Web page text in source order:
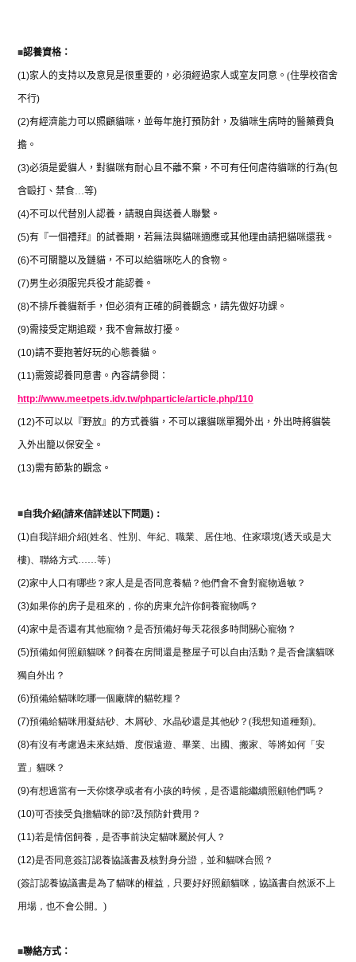
■認養資格：
(1)家人的支持以及意見是很重要的，必須經過家人或室友同意。 (住學校宿舍
不行)
(2)有經濟能力可以照顧貓咪，並每年施打預防針，及貓咪生病時的醫藥費負
擔。
(3)必須是愛貓人，對貓咪有耐心且不離不棄，不可有任何虐待貓咪的行為(包
含毆打、禁食…等)
(4)不可以代替別人認養，請親自與送養人聯繫。
(5)有『一個禮拜』的試養期，若無法與貓咪適應或其他理由請把貓咪還我。
(6)不可關籠以及鏈貓，不可以給貓咪吃人的食物。
(7)男生必須服完兵役才能認養。
(8)不排斥養貓新手，但必須有正確的飼養觀念，請先做好功課。
(9)需接受定期追蹤，我不會無故打擾。
(10)請不要抱著好玩的心態養貓。
(11)需簽認養同意書。內容請參閱：
http://www.meetpets.idv.tw/phparticle/article.php/110
(12)不可以以『野放』的方式養貓，不可以讓貓咪單獨外出，外出時將貓裝
入外出籠以保安全。
(13)需有節紮的觀念。
■自我介紹(請來信詳述以下問題)：
(1)自我詳細介紹(姓名、性別、年紀、職業、居住地、住家環境(透天或是大
樓)、聯絡方式……等）
(2)家中人口有哪些？家人是是否同意養貓？他們會不會對寵物過敏？
(3)如果你的房子是租來的，你的房東允許你飼養寵物嗎？
(4)家中是否還有其他寵物？是否預備好每天花很多時間關心寵物？
(5)預備如何照顧貓咪？飼養在房間還是整屋子可以自由活動？是否會讓貓咪
獨自外出？
(6)預備給貓咪吃哪一個廠牌的貓乾糧？
(7)預備給貓咪用凝結砂、木屑砂、水晶砂還是其他砂？(我想知道種類)。
(8)有沒有考慮過未來結婚、度假遠遊、畢業、出國、搬家、等將如何「安
置」貓咪？
(9)有想過當有一天你懷孕或者有小孩的時候，是否還能繼續照顧牠們嗎？
(10)可否接受負擔貓咪的節?及預防針費用？
(11)若是情侶飼養，是否事前決定貓咪屬於何人？
(12)是否同意簽訂認養協議書及核對身分證，並和貓咪合照？
(簽訂認養協議書是為了貓咪的權益，只要好好照顧貓咪，協議書自然派不上
用場，也不會公開。)
■聯絡方式：